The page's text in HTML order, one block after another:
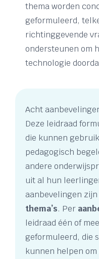
thema worden
geformuleerd,
richtinggevende
ondersteunen om
technologie
Acht
Deze leidraad
die kunnen
pedagogisch
andere
uit al hun
aanbevelingen
thema’s. Per
leidraad één of
geformuleerd, die
kunnen helpen